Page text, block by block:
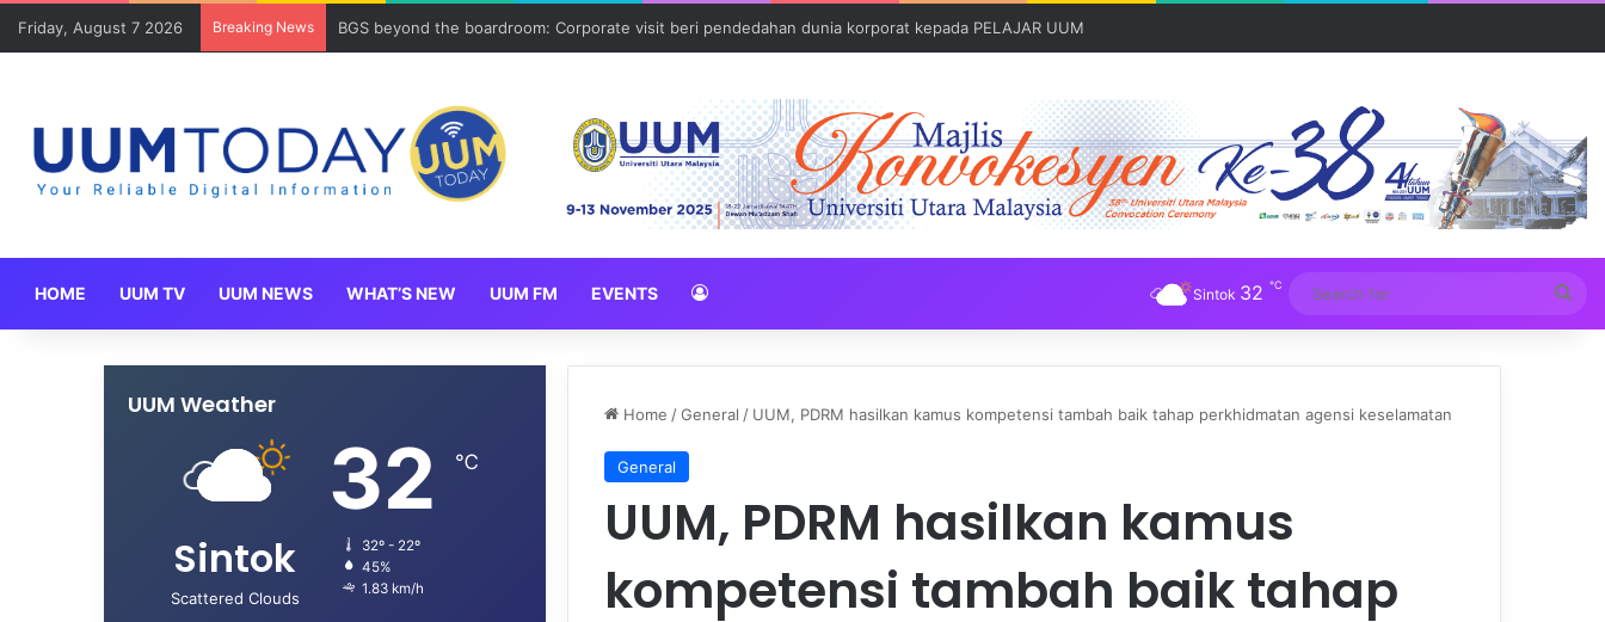
Friday, August 7 2026 Breaking News Program Mobility Inbound: Global Nexus USU x UUM 2026 perkukuh sinergi akademik dan budaya serantau
HOME UUM TV UUM NEWS WHAT’S NEW UUM FM EVENTS Sintok 32 ℃
for
Home /General / UUM, PDRM hasilkan kamus kompetensi tambah baik tahap perkhidmatan agensi keselamatan
General
UUM, PDRM hasilkan kamus
kompetensi tambah baik tahap
UUM Weather
Sintok
Scattered Clouds
32 ℃
32º - 22º
45%
1.83 km/h